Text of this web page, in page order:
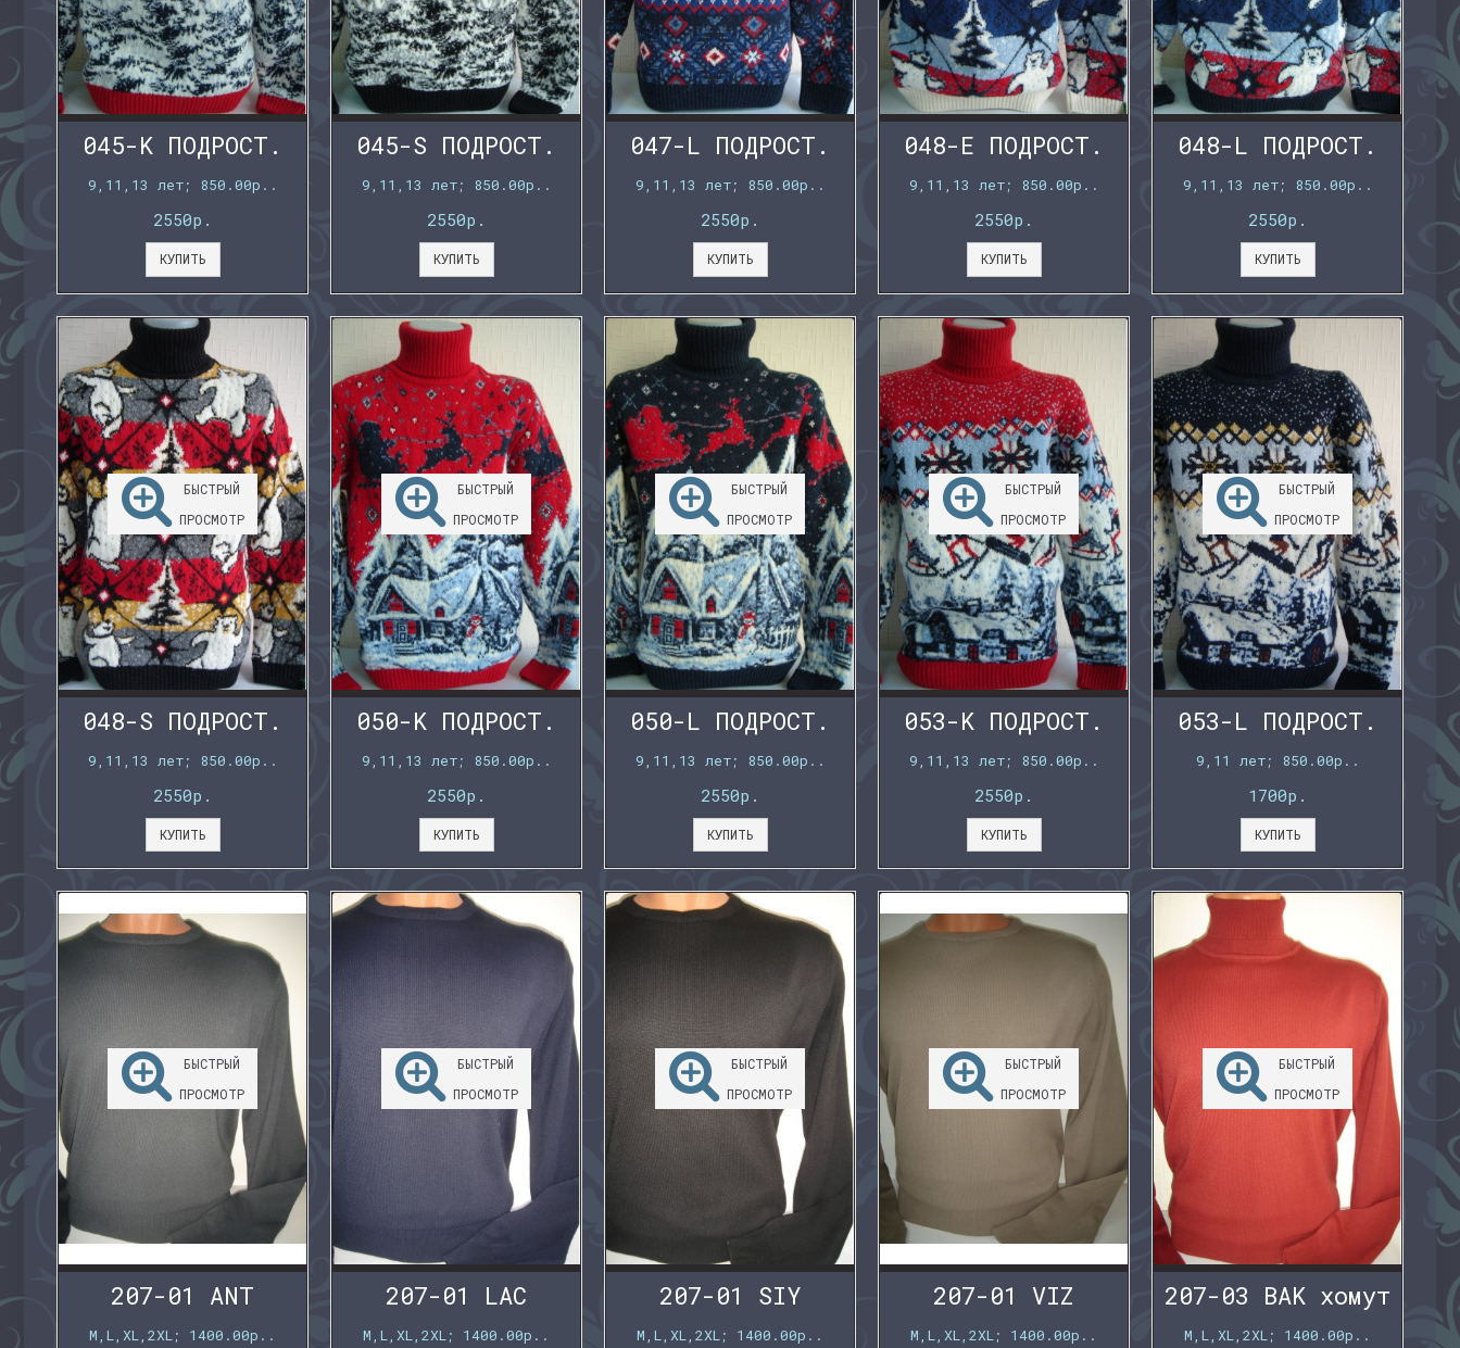
045-K ПОДРОСТ.
9,11,13 лет; 850.00р..
2550р.
КУПИТЬ
045-S ПОДРОСТ.
9,11,13 лет; 850.00р..
2550р.
КУПИТЬ
047-L ПОДРОСТ.
9,11,13 лет; 850.00р..
2550р.
КУПИТЬ
048-E ПОДРОСТ.
9,11,13 лет; 850.00р..
2550р.
КУПИТЬ
048-L ПОДРОСТ.
9,11,13 лет; 850.00р..
2550р.
КУПИТЬ
БЫСТРЫЙ
ПРОСМОТР
048-S ПОДРОСТ.
9,11,13 лет; 850.00р..
2550р.
КУПИТЬ
БЫСТРЫЙ
ПРОСМОТР
050-K ПОДРОСТ.
9,11,13 лет; 850.00р..
2550р.
КУПИТЬ
БЫСТРЫЙ
ПРОСМОТР
050-L ПОДРОСТ.
9,11,13 лет; 850.00р..
2550р.
КУПИТЬ
БЫСТРЫЙ
ПРОСМОТР
053-K ПОДРОСТ.
9,11,13 лет; 850.00р..
2550р.
КУПИТЬ
БЫСТРЫЙ
ПРОСМОТР
053-L ПОДРОСТ.
9,11 лет; 850.00р..
1700р.
КУПИТЬ
БЫСТРЫЙ
ПРОСМОТР
207-01 ANT
M,L,XL,2XL; 1400.00р..
БЫСТРЫЙ
ПРОСМОТР
207-01 LAC
M,L,XL,2XL; 1400.00р..
БЫСТРЫЙ
ПРОСМОТР
207-01 SIY
M,L,XL,2XL; 1400.00р..
БЫСТРЫЙ
ПРОСМОТР
207-01 VIZ
M,L,XL,2XL; 1400.00р..
БЫСТРЫЙ
ПРОСМОТР
207-03 BAK хомут
M,L,XL,2XL; 1400.00р..